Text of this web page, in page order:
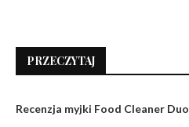
PRZECZYTAJ
Recenzja myjki Food Cleaner Duo